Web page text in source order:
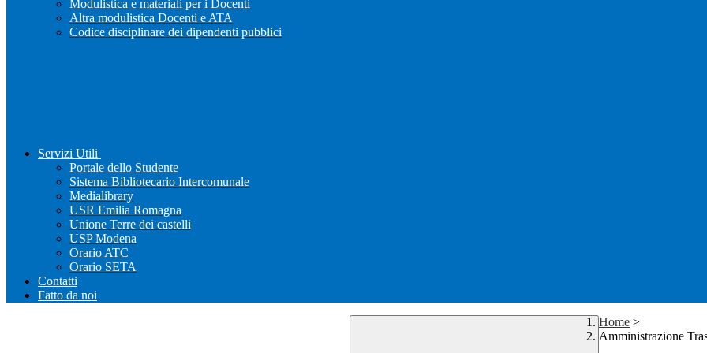
Modulistica e materiali per i Docenti
Altra modulistica Docenti e ATA
Codice disciplinare dei dipendenti pubblici
Servizi Utili
Portale dello Studente
Sistema Bibliotecario Intercomunale
Medialibrary
USR Emilia Romagna
Unione Terre dei castelli
USP Modena
Orario ATC
Orario SETA
Contatti
Fatto da noi
Home >
Amministrazione